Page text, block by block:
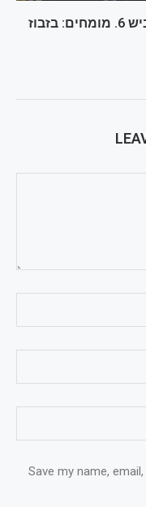
מירי רגב מקדמת קומה שנייה לכביש 6. מומחים: בזבוז
Save my name,